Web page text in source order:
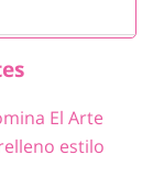
El Arte
estilo